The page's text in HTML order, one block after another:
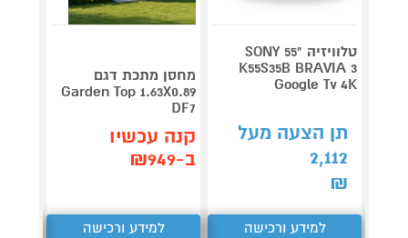
טלוויזיה "55 SONY
K55S35B BRAVIA 3
Google Tv 4K
תן הצעה מעל
2,112
₪
למידע ורכישה
מחסן מתכת דגם
Garden Top 1.63X0.89
DF7
קנה עכשיו
ב-₪949
למידע ורכישה